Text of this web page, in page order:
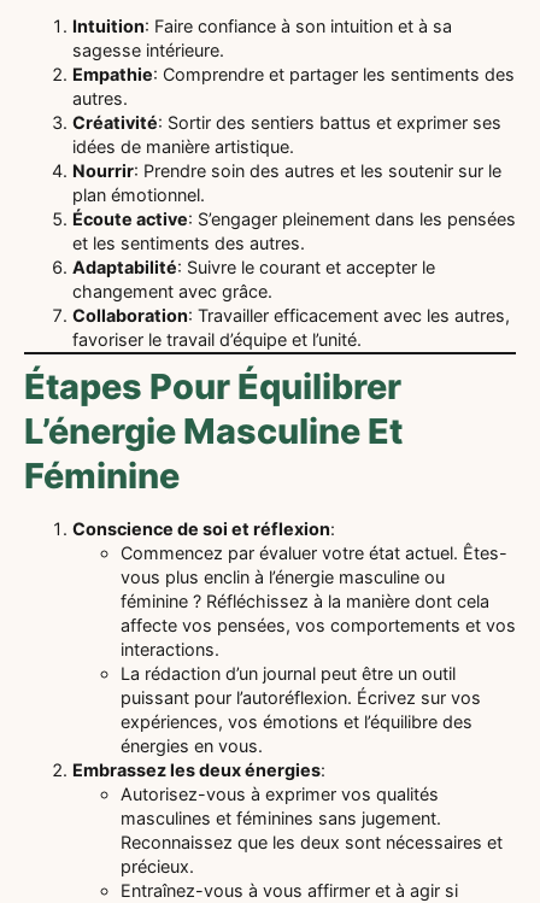
Intuition: Faire confiance à son intuition et à sa
sagesse intérieure.
Empathie: Comprendre et partager les sentiments des
autres.
Créativité: Sortir des sentiers battus et exprimer ses
idées de manière artistique.
Nourrir: Prendre soin des autres et les soutenir sur le
plan émotionnel.
Écoute active: S’engager pleinement dans les pensées
et les sentiments des autres.
Adaptabilité: Suivre le courant et accepter le
changement avec grâce.
Collaboration: Travailler efficacement avec les autres,
favoriser le travail d’équipe et l’unité.
Étapes Pour Équilibrer
L’énergie Masculine Et
Féminine
Conscience de soi et réflexion:
Commencez par évaluer votre état actuel. Êtes-
vous plus enclin à l’énergie masculine ou
féminine ? Réfléchissez à la manière dont cela
affecte vos pensées, vos comportements et vos
interactions.
La rédaction d’un journal peut être un outil
puissant pour l’autoréflexion. Écrivez sur vos
expériences, vos émotions et l’équilibre des
énergies en vous.
Embrassez les deux énergies:
Autorisez-vous à exprimer vos qualités
masculines et féminines sans jugement.
Reconnaissez que les deux sont nécessaires et
précieux.
Entraînez-vous à vous affirmer et à agir si